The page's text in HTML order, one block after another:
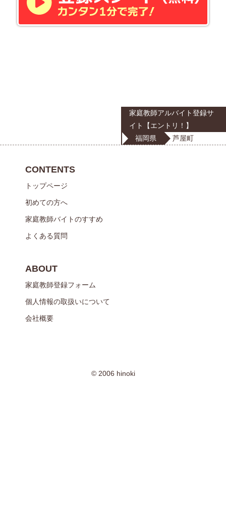
家庭教師アルバイト登録サ
イト【エントリ！】
福岡県
芦屋町
CONTENTS
トップページ
初めての方へ
家庭教師バイトのすすめ
よくある質問
ABOUT
家庭教師登録フォーム
個人情報の取扱いについて
会社概要
© 2006 hinoki